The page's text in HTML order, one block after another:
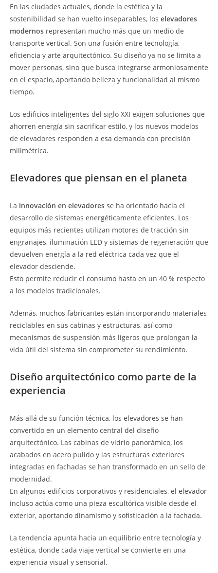
En las ciudades actuales, donde la estética y la
sostenibilidad se han vuelto inseparables, los elevadores
modernos representan mucho más que un medio de
transporte vertical. Son una fusión entre tecnología,
eficiencia y arte arquitectónico. Su diseño ya no se limita a
mover personas, sino que busca integrarse armoniosamente
en el espacio, aportando belleza y funcionalidad al mismo
tiempo.
Los edificios inteligentes del siglo XXI exigen soluciones que
ahorren energía sin sacrificar estilo, y los nuevos modelos
de elevadores responden a esa demanda con precisión
milimétrica.
Elevadores que piensan en el planeta
La innovación en elevadores se ha orientado hacia el
desarrollo de sistemas energéticamente eficientes. Los
equipos más recientes utilizan motores de tracción sin
engranajes, iluminación LED y sistemas de regeneración que
devuelven energía a la red eléctrica cada vez que el
elevador desciende.
Esto permite reducir el consumo hasta en un 40 % respecto
a los modelos tradicionales.
Además, muchos fabricantes están incorporando materiales
reciclables en sus cabinas y estructuras, así como
mecanismos de suspensión más ligeros que prolongan la
vida útil del sistema sin comprometer su rendimiento.
Diseño arquitectónico como parte de la
experiencia
Más allá de su función técnica, los elevadores se han
convertido en un elemento central del diseño
arquitectónico. Las cabinas de vidrio panorámico, los
acabados en acero pulido y las estructuras exteriores
integradas en fachadas se han transformado en un sello de
modernidad.
En algunos edificios corporativos y residenciales, el elevador
incluso actúa como una pieza escultórica visible desde el
exterior, aportando dinamismo y sofisticación a la fachada.
La tendencia apunta hacia un equilibrio entre tecnología y
estética, donde cada viaje vertical se convierte en una
experiencia visual y sensorial.